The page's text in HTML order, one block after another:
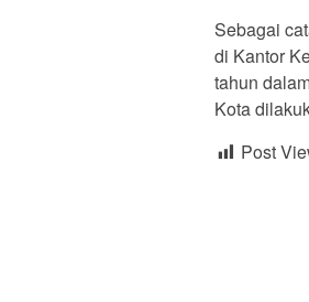
Sebagai
di Kantor
tahun
Kota
Post